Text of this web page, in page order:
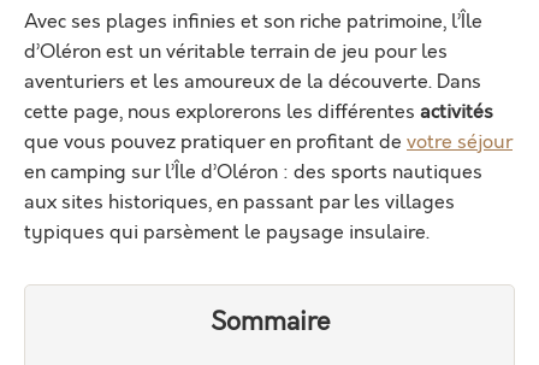
Avec ses plages infinies et son riche patrimoine, l’Île
d’Oléron est un véritable terrain de jeu pour les
aventuriers et les amoureux de la découverte. Dans
cette page, nous explorerons les différentes activités
que vous pouvez pratiquer en profitant de votre séjour
en camping sur l’Île d’Oléron : des sports nautiques
aux sites historiques, en passant par les villages
typiques qui parsèment le paysage insulaire.
Sommaire